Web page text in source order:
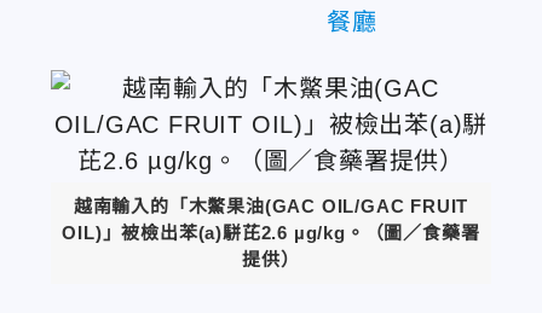
餐廳
越南輸入的「木鱉果油(GAC OIL/GAC FRUIT
OIL)」被檢出苯(a)駢芘2.6 µg/kg。（圖／食藥署
提供）